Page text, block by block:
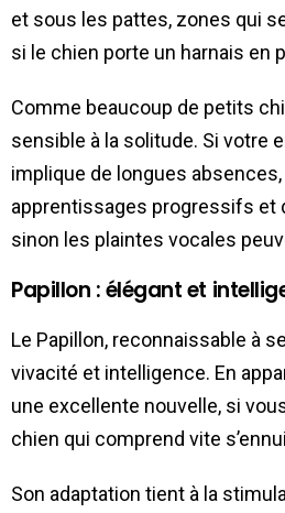
et sous les pattes, zones qui
si le chien porte un harnais en
Comme beaucoup de petits
sensible à la solitude. Si votre
implique de longues
apprentissages progressifs et
sinon les plaintes vocales
Papillon : élégant et
Le Papillon, reconnaissable à
vivacité et intelligence. En
une excellente nouvelle, si
chien qui comprend vite
Son adaptation tient à la